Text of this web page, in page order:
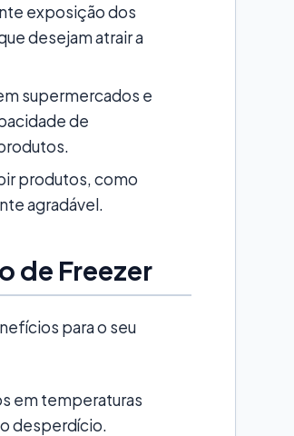
exposição dos
desejam atrair a
supermercados e
de
produtos, como
agradável.
de Freezer
para o seu
em temperaturas
desperdício.